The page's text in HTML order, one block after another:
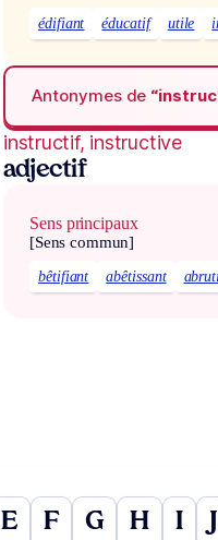
édifiant éducatif utile
Antonymes de
instructif, instructive
adjectif
Sens principaux
[Sens commun]
bêtifiant abêtissant
E F G H I J